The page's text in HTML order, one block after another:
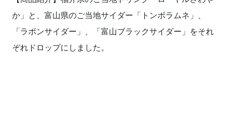
か」と、富山県のご当地サイダー「トンボラムネ」、
「ラボンサイダー」、「富山ブラックサイダー」をそれ
ぞれドロップにしました。